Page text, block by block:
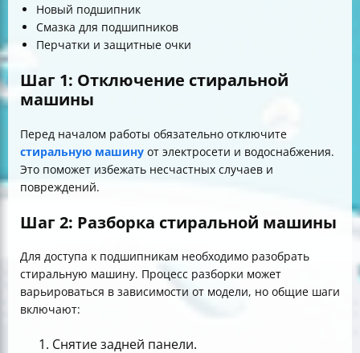
Новый подшипник
Смазка для подшипников
Перчатки и защитные очки
Шаг 1: Отключение стиральной
машины
Перед началом работы обязательно отключите
стиральную машину от электросети и водоснабжения.
Это поможет избежать несчастных случаев и
повреждений.
Шаг 2: Разборка стиральной машины
Для доступа к подшипникам необходимо разобрать
стиральную машину. Процесс разборки может
варьироваться в зависимости от модели, но общие шаги
включают:
Снятие задней панели.